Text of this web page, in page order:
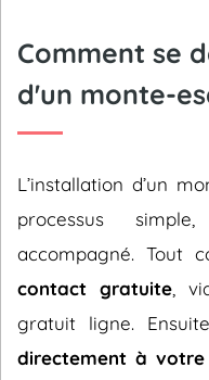
Comment se
d'un monte-
L’installation d’un
processus
accompagné. Tout
contact gratuite ,
gratuit ligne.
directement à votre